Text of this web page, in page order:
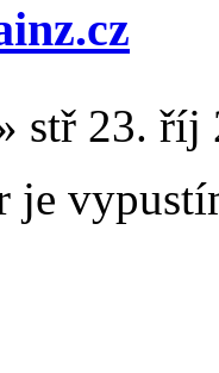
stř 23. říj
je